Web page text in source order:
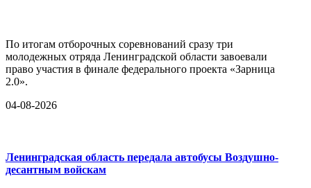
По итогам отборочных соревнований сразу три
молодежных отряда Ленинградской области завоевали
право участия в финале федерального проекта «Зарница
2.0».
04-08-2026
Ленинградская область передала автобусы Воздушно-
десантным войскам